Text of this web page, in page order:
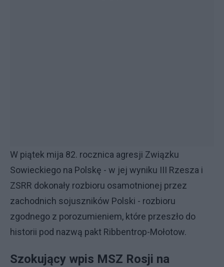
W piątek mija 82. rocznica agresji Związku
Sowieckiego na Polskę - w jej wyniku III Rzesza i
ZSRR dokonały rozbioru osamotnionej przez
zachodnich sojuszników Polski - rozbioru
zgodnego z porozumieniem, które przeszło do
historii pod nazwą pakt Ribbentrop-Mołotow.
Szokujący wpis MSZ Rosji na